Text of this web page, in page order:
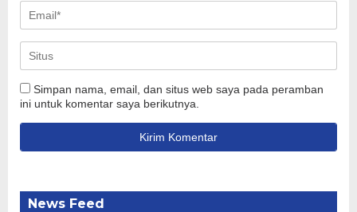
Simpan nama, email, dan situs web saya pada peramban
ini untuk komentar saya berikutnya.
News Feed